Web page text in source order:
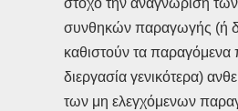
στόχο την αναγνώριση
συνθηκών παραγωγής (ή
καθιστούν τα παραγόμενα
διεργασία γενικότερα)
των μη ελεγχόμενων